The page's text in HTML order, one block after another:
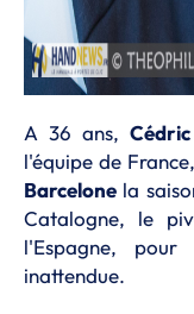
A 36 ans,
l'équipe de
Barcelone la
Catalogne, le
l'Espagne,
inattendue.